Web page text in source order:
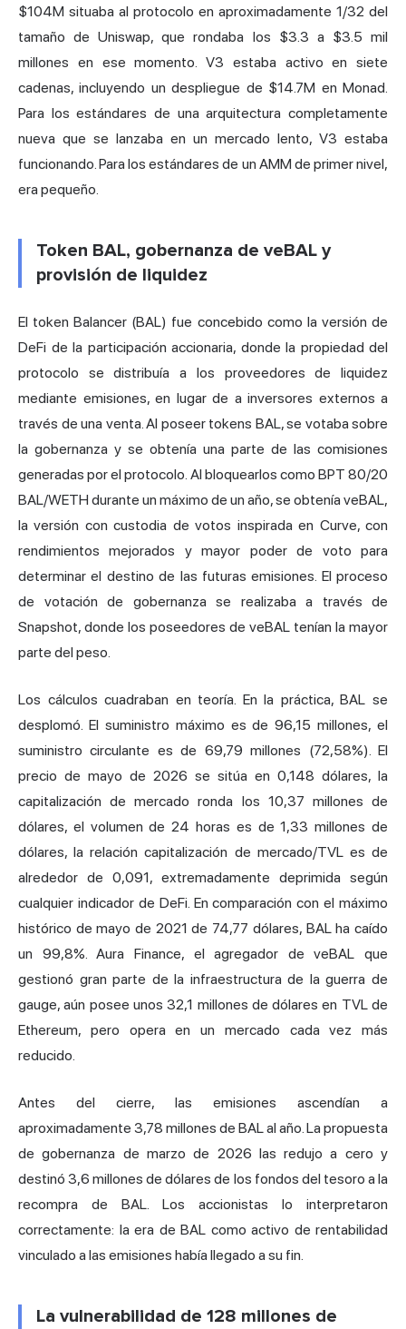
$104M situaba al protocolo en aproximadamente 1/32 del
tamaño de Uniswap, que rondaba los $3.3 a $3.5 mil
millones en ese momento. V3 estaba activo en siete
cadenas, incluyendo un despliegue de $14.7M en Monad.
Para los estándares de una arquitectura completamente
nueva que se lanzaba en un mercado lento, V3 estaba
funcionando. Para los estándares de un AMM de primer nivel,
era pequeño.
Token BAL, gobernanza de veBAL y
provisión de liquidez
El token Balancer (BAL) fue concebido como la versión de
DeFi de la participación accionaria, donde la propiedad del
protocolo se distribuía a los proveedores de liquidez
mediante emisiones, en lugar de a inversores externos a
través de una venta. Al poseer tokens BAL, se votaba sobre
la gobernanza y se obtenía una parte de las comisiones
generadas por el protocolo. Al bloquearlos como BPT 80/20
BAL/WETH durante un máximo de un año, se obtenía veBAL,
la versión con custodia de votos inspirada en Curve, con
rendimientos mejorados y mayor poder de voto para
determinar el destino de las futuras emisiones. El proceso
de votación de gobernanza se realizaba a través de
Snapshot, donde los poseedores de veBAL tenían la mayor
parte del peso.
Los cálculos cuadraban en teoría. En la práctica, BAL se
desplomó. El suministro máximo es de 96,15 millones, el
suministro circulante es de 69,79 millones (72,58%). El
precio de mayo de 2026 se sitúa en 0,148 dólares, la
capitalización de mercado ronda los 10,37 millones de
dólares, el volumen de 24 horas es de 1,33 millones de
dólares, la relación capitalización de mercado/TVL es de
alrededor de 0,091, extremadamente deprimida según
cualquier indicador de DeFi. En comparación con el máximo
histórico de mayo de 2021 de 74,77 dólares, BAL ha caído
un 99,8%. Aura Finance, el agregador de veBAL que
gestionó gran parte de la infraestructura de la guerra de
gauge, aún posee unos 32,1 millones de dólares en TVL de
Ethereum, pero opera en un mercado cada vez más
reducido.
Antes del cierre, las emisiones ascendían a
aproximadamente 3,78 millones de BAL al año. La propuesta
de gobernanza de marzo de 2026 las redujo a cero y
destinó 3,6 millones de dólares de los fondos del tesoro a la
recompra de BAL. Los accionistas lo interpretaron
correctamente: la era de BAL como activo de rentabilidad
vinculado a las emisiones había llegado a su fin.
La vulnerabilidad de 128 millones de